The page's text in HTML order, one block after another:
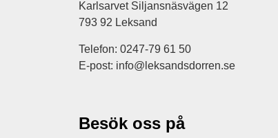
Karlsarvet Siljansnäsvägen 12
793 92 Leksand
Telefon: 0247-79 61 50
E-post: info@leksandsdorren.se
Besök oss på